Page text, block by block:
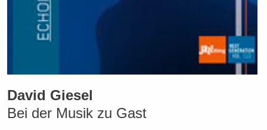
David Giesel
Bei der Musik zu Gast